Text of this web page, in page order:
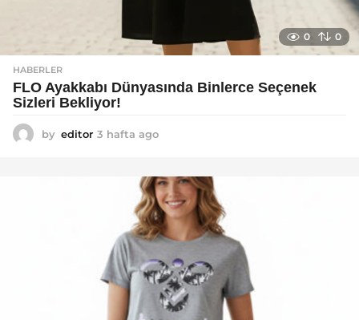
0 0
HABERLER
FLO Ayakkabı Dünyasında Binlerce Seçenek
Sizleri Bekliyor!
by editor 3 hafta ago
a
g
o